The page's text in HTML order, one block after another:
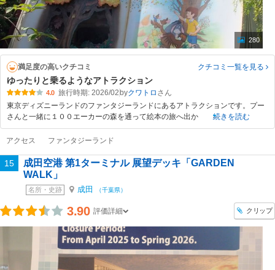
280
満足度の高いクチコミ クチコミ一覧を見る
ゆったりと乗るようなアトラクション
4.0 旅行時期: 2026/02 byクワトロ
東京ディズニーランドのファンタジーランドにあるアトラクションです。プー
さんと一緒に１００エーカーの森を通って絵本の旅へ出か
続きを読む
アクセス ファンタジーランド
15
成田空港 第1ターミナル 展望デッキ「GARDEN
WALK」
名所・史跡 成田 （千葉県）
3.90 評価詳細 クリップ